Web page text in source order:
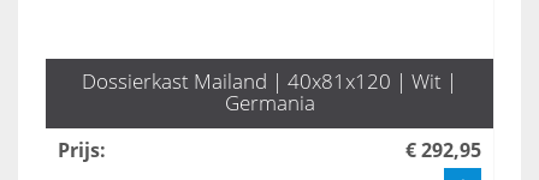
Dossierkast Mailand | 40x81x120 | Wit |
Germania
Prijs: € 292,95